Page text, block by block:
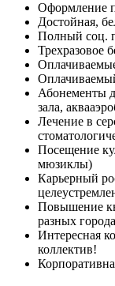
Оформление
Достойная,
Полный соц.
Трехразовое
Абонементы
зала,
Лечение в
Посещение
мюзиклы)
Карьерный
Повышение
разных
Интересная
коллектив!